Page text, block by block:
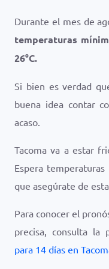
Durante el mes de
temperaturas
26°C.
Si bien es verdad
buena idea contar
acaso.
Tacoma va a estar
Espera
que asegúrate de
Para conocer el
precisa, consulta la
para 14 días en